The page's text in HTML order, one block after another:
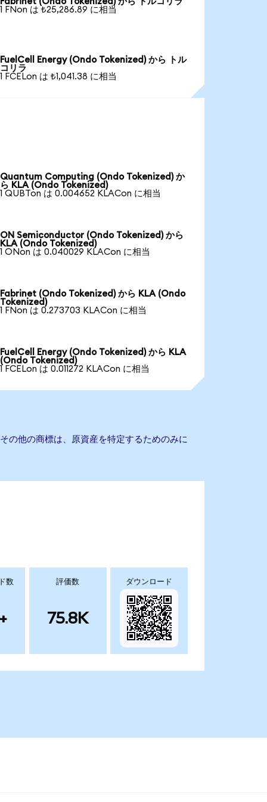
1 FNon は ₺25,286.89 に相当
FuelCell Energy (Ondo Tokenized) から トル
コリラ
1 FCELon は ₺1,041.38 に相当
Quantum Computing (Ondo Tokenized) か
ら KLA (Ondo Tokenized)
1 QUBTon は 0.004652 KLACon に相当
ON Semiconductor (Ondo Tokenized) から
KLA (Ondo Tokenized)
1 ONon は 0.040029 KLACon に相当
Fabrinet (Ondo Tokenized) から KLA (Ondo
Tokenized)
1 FNon は 0.273703 KLACon に相当
FuelCell Energy (Ondo Tokenized) から KLA
(Ondo Tokenized)
1 FCELon は 0.011272 KLACon に相当
の他の商標は、原資産を特定するためのみに
数 評価数
75.8K
ダウンロード